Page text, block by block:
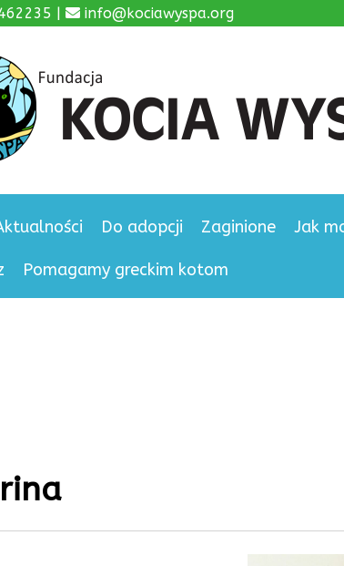
| info@kociawyspa.org
Do adopcji Zaginione Jak
Pomagamy greckim kotom